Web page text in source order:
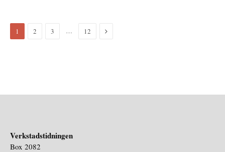
1 2 3 … 12 Nästa
Verkstadstidningen
Box 2082